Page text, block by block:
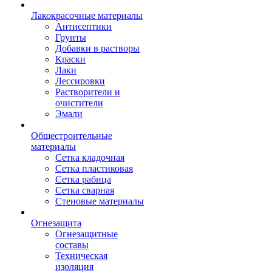
Лакокрасочные материалы
Антисептики
Грунты
Добавки в растворы
Краски
Лаки
Лессировки
Растворители и
очистители
Эмали
Общестроительные
материалы
Сетка кладочная
Сетка пластиковая
Сетка рабица
Сетка сварная
Стеновые материалы
Огнезащита
Огнезащитные
составы
Техническая
изоляция